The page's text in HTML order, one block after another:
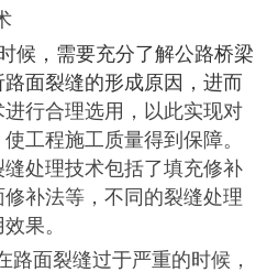
候，需要充分了解公路桥梁
面裂缝的形成原因，进而
行合理选用，以此实现对
工程施工质量得到保障。
处理技术包括了填充修补
补法等，不同的裂缝处理
果。
路面裂缝过于严重的时候，